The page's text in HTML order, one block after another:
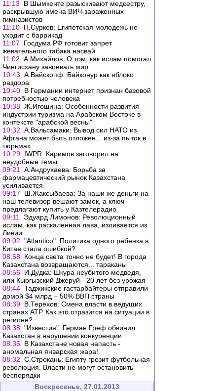
11:13
В Шымкенте разыскивают медсестру,
раскрывшую имена ВИЧ-зараженных
гимназистов
11:10 Н.Сурков: Египетская молодежь не
уходит с баррикад
11:07
Госдума РФ готовит запрет
жевательного табака насвай
11:02 А.Михайлов: О том, как ислам помогал
Чингисхану завоевать мир
10:43 А.Вайскопф: Байконур как яблоко
раздора
10:40 В Германии интернет признан базовой
потребностью человека
10:38 Ж.Игошина: Особенности развития
индустрии туризма на Арабском Востоке в
контексте "арабской весны"
10:32 А.Вальсамаки: Вывод сил НАТО из
Афгана может быть отложен... из-за пыток в
тюрьмах
10:29 IWPR: Каримов заговорил на
неудобные темы
09:21
А.Андрухаева: Борьба за
фармацевтический рынок Казахстана
усиливается
09:17
Ш.Жаксыбаева: За наши же деньги на
наш телевизор вешают замок, а ключ
предлагают купить у Казтелерадио
09:11
Эдуард Лимонов: Революционный
ислам, как раскаленная лава, изливается из
Ливии...
09:02 "Atlantico": Политика одного ребенка в
Китае стала ошибкой?
08:58 Конца света точно не будет! В города
Казахстана возвращаются... тараканы
08:56 И.Дудка: Шкура неубитого медведя,
или Кыргызский Джеруй - 20 лет без урожая
08:44 Таджикские гастарбайтеры отправили
домой $4 млрд – 50% ВВП страны
08:39 В.Терехов: Смена власти в ведущих
странах АТР. Как это отразится на ситуации в
регионе?
08:38 "Известия": Герман Греф обвинил
Казахстан в нарушении конкуренции
08:35 В Казахстане новая напасть -
аномальная январская жара!
08:32 С.Строкань: Египту грозит футбольная
революция. Власти не могут остановить
беспорядки
Воскресенье, 27.01.2013